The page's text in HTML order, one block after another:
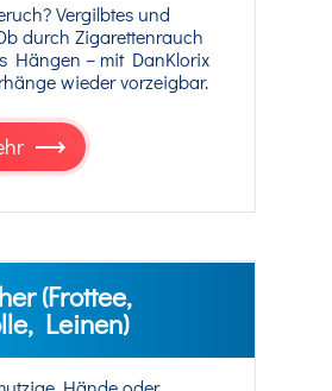
Vergilbtes und
durch Zigarettenrauch
Hängen – mit DanKlorix
wieder vorzeigbar.
(Frottee,
Leinen)